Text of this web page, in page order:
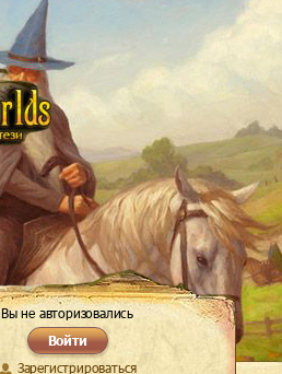
Вы не авторизовались
Войти
Зарегистрироваться